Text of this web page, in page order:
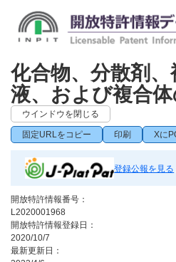
化合物、分散剤
液、および複合
ウインドウを閉じる
固定URLをコピー 印刷 Xに
登録公報を見る
開放特許情報番号：
L2020001968
開放特許情報登録日：
2020/10/7
最新更新日：